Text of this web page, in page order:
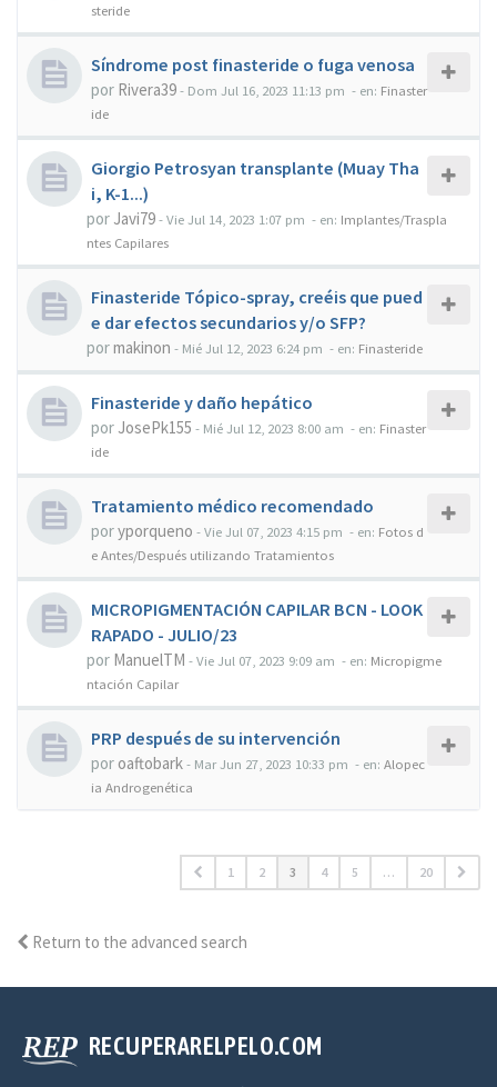
steride
Síndrome post finasteride o fuga venosa
por Rivera39- Dom Jul 16, 2023 11:13 pm - en: Finaster
ide
Giorgio Petrosyan transplante (Muay Tha
i, K-1...)
por Javi79-Vie Jul 14, 2023 1:07 pm - en: Implantes/Traspla
ntes Capilares
Finasteride Tópico-spray, creéis que pued
e dar efectos secundarios y/o SFP?
pormakinon - Mié Jul 12, 2023 6:24 pm - en: Finasteride
Finasteride y daño hepático
por JosePk155 - Mié Jul 12, 2023 8:00 am - en: Finaster
ide
Tratamiento médico recomendado
poryporqueno -Vie Jul 07, 2023 4:15 pm - en: Fotos d
e Antes/Después utilizando Tratamientos
MICROPIGMENTACIÓN CAPILAR BCN - LOOK
RAPADO - JULIO/23
por ManuelTM -Vie Jul 07, 2023 9:09 am - en: Micropigme
ntación Capilar
PRP después de su intervención
por oaftobark- Mar Jun 27, 2023 10:33 pm - en: Alopec
ia Androgenética
1 2 3 4 5 … 20
Return to the advanced search
RECUPERARELPELO.COM